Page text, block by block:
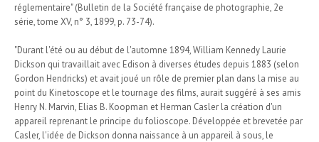
réglementaire" (Bulletin de la Société française de photographie, 2e
série, tome XV, n° 3, 1899, p. 73-74).
"Durant l'été ou au début de l'automne 1894, William Kennedy Laurie
Dickson qui travaillait avec Edison à diverses études depuis 1883 (selon
Gordon Hendricks) et avait joué un rôle de premier plan dans la mise au
point du Kinetoscope et le tournage des films, aurait suggéré à ses amis
Henry N. Marvin, Elias B. Koopman et Herman Casler la création d'un
appareil reprenant le principe du folioscope. Développée et brevetée par
Casler, l'idée de Dickson donna naissance à un appareil à sous, le